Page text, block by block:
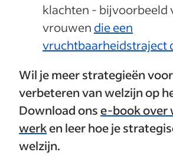
klachten - bijvoorbeeld
vrouwen die een
vruchtbaarheidstraject
Wil je meer strategieën
verbeteren van welzijn op
Download onse-book over
werken leer hoe je
welzijn.